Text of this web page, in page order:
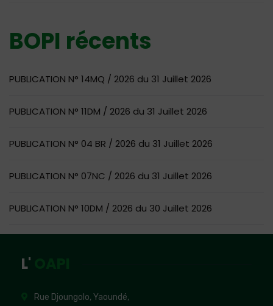
BOPI récents
PUBLICATION N° 14MQ / 2026 du 31 Juillet 2026
PUBLICATION N° 11DM / 2026 du 31 Juillet 2026
PUBLICATION N° 04 BR / 2026 du 31 Juillet 2026
PUBLICATION N° 07NC / 2026 du 31 Juillet 2026
PUBLICATION N° 10DM / 2026 du 30 Juillet 2026
L'
Rue Djoungolo, Yaoundé,